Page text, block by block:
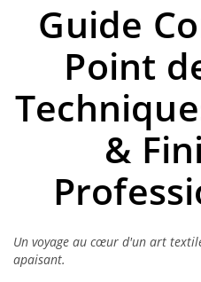
Guide
Point
&
Un voyage au cœur d'un art
apaisant.